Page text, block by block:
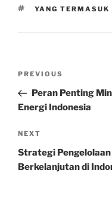
TAGS
YANG
Previous
Post
PREVIOUS
Peran Penting
Energi Indonesia
Next
Post
NEXT
Strategi
Berkelanjutan di